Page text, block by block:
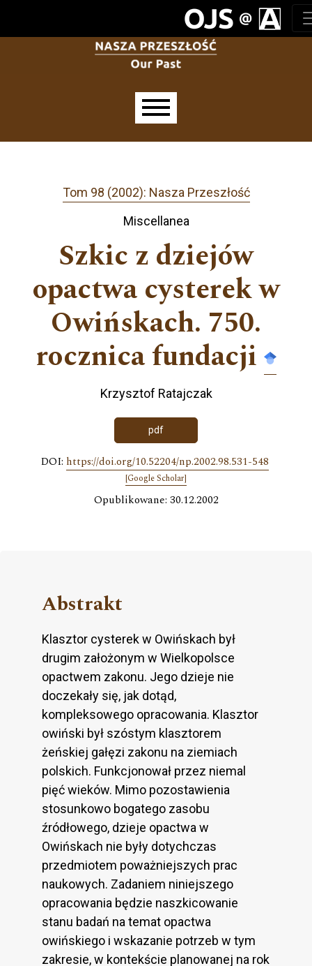
Tom 98 (2002): Nasza Przeszłość
Miscellanea
Szkic z dziejów
opactwa cysterek w
Owińskach. 750.
rocznica fundacji
Krzysztof Ratajczak
pdf
DOI: https://doi.org/10.52204/np.2002.98.531-548
[Google Scholar]
Opublikowane: 30.12.2002
Abstrakt
Klasztor cysterek w Owińskach był
drugim założonym w Wielkopolsce
opactwem zakonu. Jego dzieje nie
doczekały się, jak dotąd,
kompleksowego opracowania. Klasztor
owiński był szóstym klasztorem
żeńskiej gałęzi zakonu na ziemiach
polskich. Funkcjonował przez niemal
pięć wieków. Mimo pozostawienia
stosunkowo bogatego zasobu
źródłowego, dzieje opactwa w
Owińskach nie były dotychczas
przedmiotem poważniejszych prac
naukowych. Zadaniem niniejszego
opracowania będzie naszkicowanie
stanu badań na temat opactwa
owińskiego i wskazanie potrzeb w tym
zakresie, w kontekście planowanej na rok